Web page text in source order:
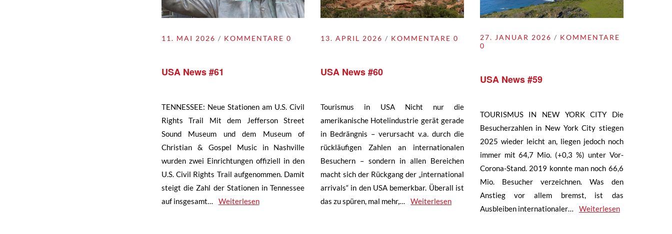
11. MAI 2026 KOMMENTARE 0
USA News #61
TENNESSEE: Neue Stationen am U.S. Civil
Rights Trail Mit dem Jefferson Street
Sound Museum und dem Museum of
Christian & Gospel Music in Nashville
wurden zwei Einrichtungen offiziell in den
U.S. Civil Rights Trail aufgenommen. Damit
steigt die Zahl der Stationen in Tennessee
auf insgesamt…
Weiterlesen
13. APRIL 2026 KOMMENTARE 0
USA News #60
Tourismus in USA Nicht nur die
amerikanische Hotelindustrie gerät gerade
in Bedrängnis – verursacht v.a. durch die
rückläufigen Zahlen an internationalen
Besuchern – sondern in allen Bereichen
macht sich der Rückgang der „international
arrivals“ in den USA bemerkbar. Überall ist
das zu spüren, mal mehr,…
Weiterlesen
27. JANUAR 2026
KOMMENTARE
0
USA News #59
TOURISMUS IN NEW YORK CITY Die
Besucherzahlen in New York City stiegen
2025 wieder leicht an, liegen jedoch noch
immer mit 64,7 Mio. (+0,3 %) unter Vor-
Corona-Stand. 2019 konnte man noch 66,6
Mio. Besucher verzeichnen. Was den
Anstieg vor allem bremst, ist das
Ausbleiben internationaler…
Weiterlesen